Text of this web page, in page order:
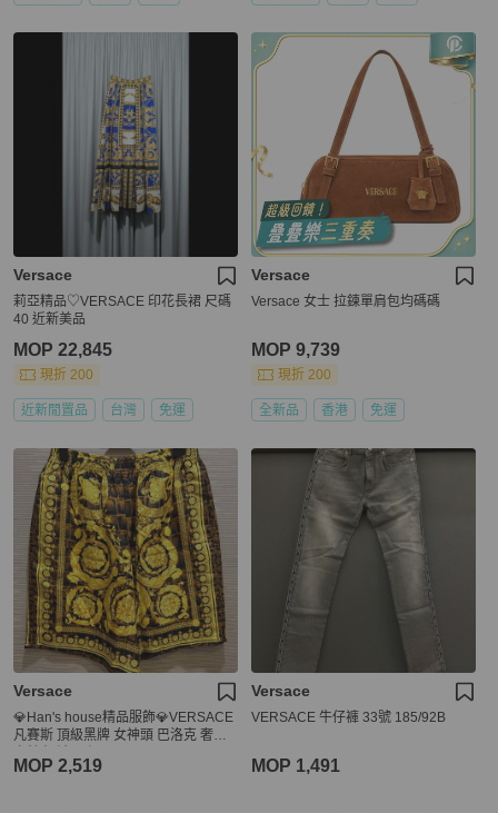
Versace
莉亞精品♡VERSACE 印花長裙 尺碼
40 近新美品
MOP 22,845
現折 200
近新閒置品 台灣 免運
Versace
Versace 女士 拉鍊單肩包均碼碼
MOP 9,739
現折 200
全新品 香港 免運
Versace
💎Han's house精品服飾💎VERSACE
凡賽斯 頂級黑牌 女神頭 巴洛克 奢華
MOP 2,519
Versace
VERSACE 牛仔褲 33號 185/92B
MOP 1,491